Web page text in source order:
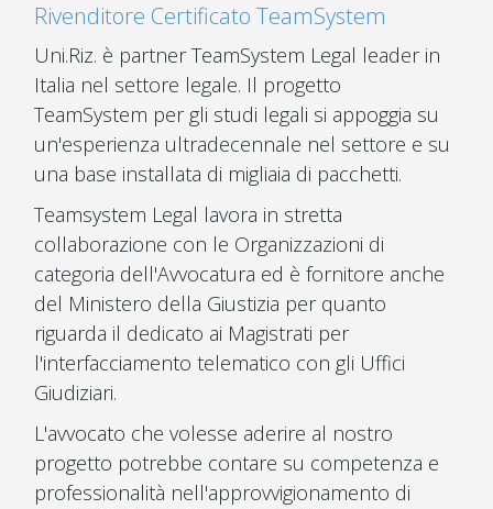
Rivenditore Certificato TeamSystem
Uni.Riz. è partner TeamSystem Legal leader in
Italia nel settore legale. Il progetto
TeamSystem per gli studi legali si appoggia su
un'esperienza ultradecennale nel settore e su
una base installata di migliaia di pacchetti.
Teamsystem Legal lavora in stretta
collaborazione con le Organizzazioni di
categoria dell'Avvocatura ed è fornitore anche
del Ministero della Giustizia per quanto
riguarda il dedicato ai Magistrati per
l'interfacciamento telematico con gli Uffici
Giudiziari.
L'avvocato che volesse aderire al nostro
progetto potrebbe contare su competenza e
professionalità nell'approvvigionamento di